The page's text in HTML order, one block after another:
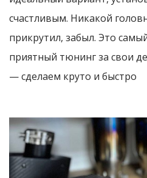
счастливым. Никакой
прикрутил, забыл. Это
приятный тюнинг за свои
— сделаем круто и быстро